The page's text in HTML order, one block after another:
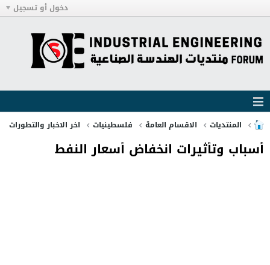
دخول أو تسجيل
المنتديات الاقسام العامة فلسطينيات اخر الاخبار والتطورات
أسباب وتأثيرات انخفاض أسعار النفط